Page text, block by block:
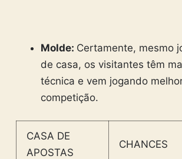
Molde: Certamente, mesmo
de casa, os visitantes têm
técnica e vem jogando
competição.
CASA DE
APOSTAS
CHANCES